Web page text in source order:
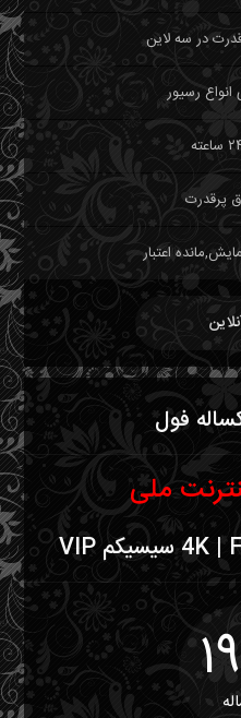
رسیور
پرقدرت
اعتبار
فول
ملی